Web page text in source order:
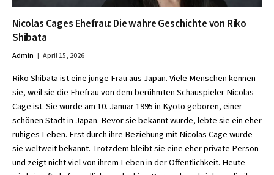
Nicolas Cages Ehefrau: Die wahre Geschichte von Riko
Shibata
Admin April 15, 2026
Riko Shibata ist eine junge Frau aus Japan. Viele Menschen kennen
sie, weil sie die Ehefrau von dem berühmten Schauspieler Nicolas
Cage ist. Sie wurde am 10. Januar 1995 in Kyoto geboren, einer
schönen Stadt in Japan. Bevor sie bekannt wurde, lebte sie ein eher
ruhiges Leben. Erst durch ihre Beziehung mit Nicolas Cage wurde
sie weltweit bekannt. Trotzdem bleibt sie eine eher private Person
und zeigt nicht viel von ihrem Leben in der Öffentlichkeit. Heute